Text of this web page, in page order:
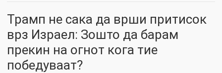
Трамп не сака да врши притисок
врз Израел: Зошто да барам
прекин на огнот кога тие
победуваат?